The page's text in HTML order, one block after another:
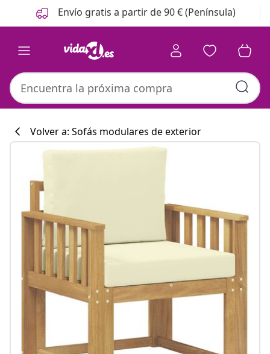
Anterior
Siguiente Envío gratis a partir de 90 € (Península)
#sharemevidaxl
Volver a: Sofás modulares de exterior